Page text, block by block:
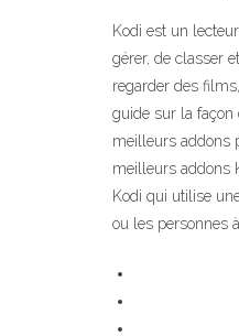
Kodi est un
gérer, de classer
regarder des
guide sur la façon
meilleurs addons
meilleurs addons
Kodi qui utilise
ou les personnes